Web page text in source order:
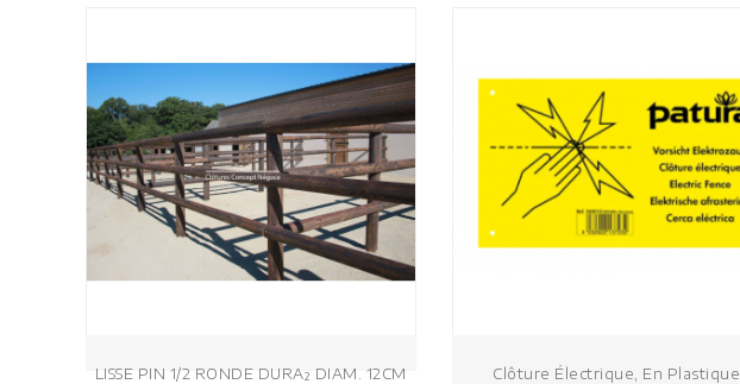
LISSE PIN 1/2 RONDE DURA² DIAM. 12CM
Clôture Électrique, En Plastique